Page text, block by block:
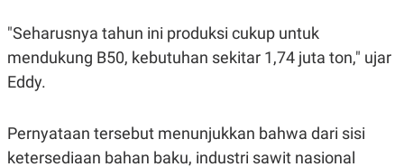
"Seharusnya tahun ini produksi cukup untuk
mendukung B50, kebutuhan sekitar 1,74 juta ton," ujar
Eddy.
Pernyataan tersebut menunjukkan bahwa dari sisi
ketersediaan bahan baku, industri sawit nasional